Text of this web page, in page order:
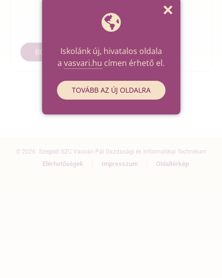
BŐVEBBEN
© 2026. Szegedi SZC Vasvári Pál Gazdasági és Informatikai Technikum
Elérhetőségek Impresszum Oldaltérkép
Iskolánk új, hivatalos oldala
a vasvari.hu címen érhető el.
TOVÁBB AZ ÚJ OLDALRA